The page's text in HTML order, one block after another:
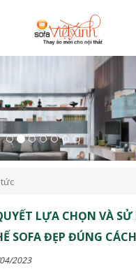
LỰA CHỌN VÀ SỬ
SOFA ĐẸP ĐÚNG CÁCH
2023